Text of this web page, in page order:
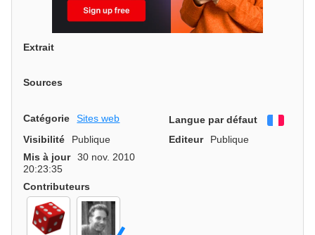
Extrait
Sources
Catégorie Sites web Langue par défaut
Visibilité
Publique Editeur
Publique
Mis à jour
30 nov. 2010
20:23:35
Contributeurs